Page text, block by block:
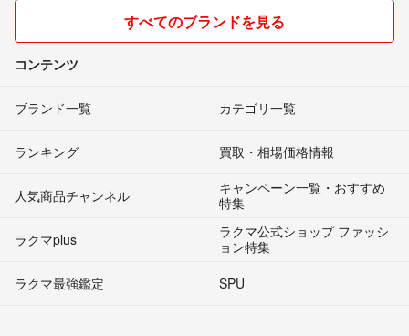
すべてのブランドを見る
コンテンツ
ブランド一覧 カテゴリ一覧
ランキング 買取・相場価格情報
人気商品チャンネル
キャンペーン一覧・おすすめ
特集
ラクマplus
ラクマ公式ショップ ファッシ
ョン特集
ラクマ最強鑑定
SPU